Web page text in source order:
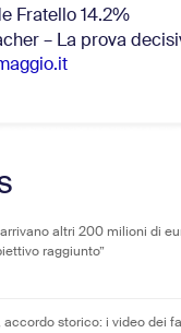
Fratello 14.2%
– La prova
altri 200 milioni di
raggiunto”
accordo storico: i video dei